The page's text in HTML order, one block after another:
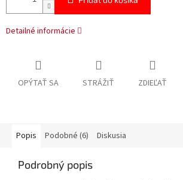
Detailné informácie
OPÝTAŤ SA STRÁŽIŤ ZDIEĽAŤ
Popis Podobné (6) Diskusia
Podrobný popis